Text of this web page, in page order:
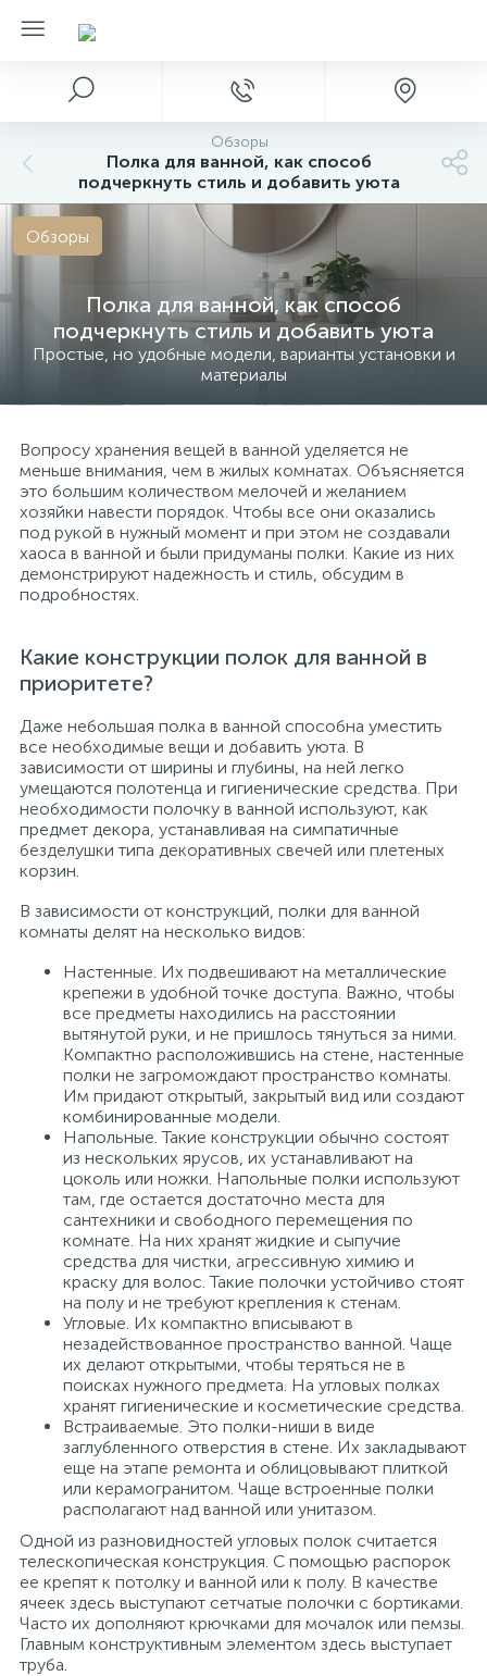
Обзоры
Полка для ванной, как способ
подчеркнуть стиль и добавить уюта
Полка для ванной, как способ
подчеркнуть стиль и добавить уюта
Простые, но удобные модели, варианты установки и
материалы
Обзоры
Вопросу хранения вещей в ванной уделяется не
меньше внимания, чем в жилых комнатах. Объясняется
это большим количеством мелочей и желанием
хозяйки навести порядок. Чтобы все они оказались
под рукой в нужный момент и при этом не создавали
хаоса в ванной и были придуманы полки. Какие из них
демонстрируют надежность и стиль, обсудим в
подробностях.
Какие конструкции полок для ванной в
приоритете?
Даже небольшая полка в ванной способна уместить
все необходимые вещи и добавить уюта. В
зависимости от ширины и глубины, на ней легко
умещаются полотенца и гигиенические средства. При
необходимости полочку в ванной используют, как
предмет декора, устанавливая на симпатичные
безделушки типа декоративных свечей или плетеных
корзин.
В зависимости от конструкций, полки для ванной
комнаты делят на несколько видов:
Настенные. Их подвешивают на металлические
крепежи в удобной точке доступа. Важно, чтобы
все предметы находились на расстоянии
вытянутой руки, и не пришлось тянуться за ними.
Компактно расположившись на стене, настенные
полки не загромождают пространство комнаты.
Им придают открытый, закрытый вид или создают
комбинированные модели.
Напольные. Такие конструкции обычно состоят
из нескольких ярусов, их устанавливают на
цоколь или ножки. Напольные полки используют
там, где остается достаточно места для
сантехники и свободного перемещения по
комнате. На них хранят жидкие и сыпучие
средства для чистки, агрессивную химию и
краску для волос. Такие полочки устойчиво стоят
на полу и не требуют крепления к стенам.
Угловые. Их компактно вписывают в
незадействованное пространство ванной. Чаще
их делают открытыми, чтобы теряться не в
поисках нужного предмета. На угловых полках
хранят гигиенические и косметические средства.
Встраиваемые. Это полки-ниши в виде
заглубленного отверстия в стене. Их закладывают
еще на этапе ремонта и облицовывают плиткой
или керамогранитом. Чаще встроенные полки
располагают над ванной или унитазом.
Одной из разновидностей угловых полок считается
телескопическая конструкция. С помощью распорок
ее крепят к потолку и ванной или к полу. В качестве
ячеек здесь выступают сетчатые полочки с бортиками.
Часто их дополняют крючками для мочалок или пемзы.
Главным конструктивным элементом здесь выступает
труба.